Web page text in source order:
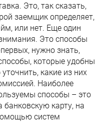
Это, так сказать,
заемщик определяет,
или нет. Еще один
Это способы
нужно знать,
которые удобны
какие из них
Наиболее
способы – это
карту, на
систем